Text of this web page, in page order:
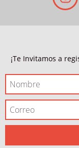
¡Te Invitamos a